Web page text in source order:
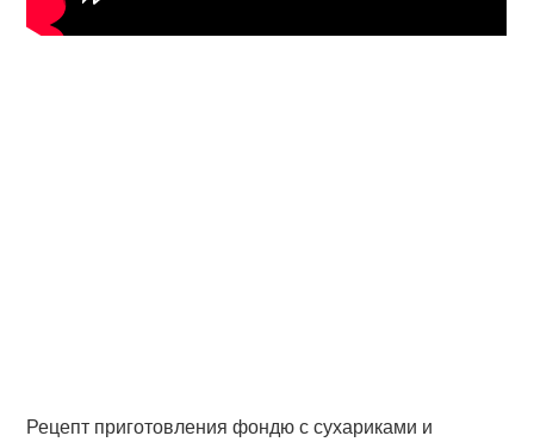
Рецепт приготовления фондю с сухариками и